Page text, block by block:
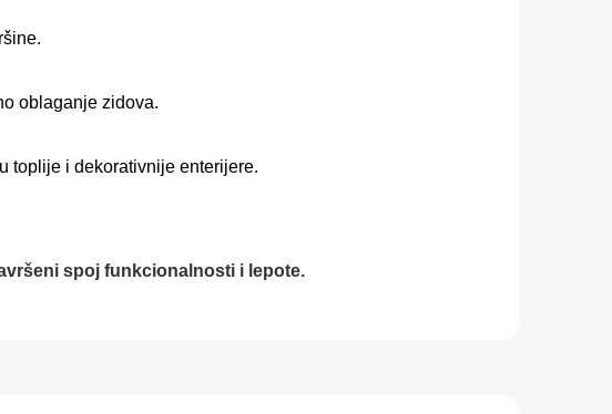
oblaganje zidova.
toplije i dekorativnije enterijere.
spoj funkcionalnosti i lepote.